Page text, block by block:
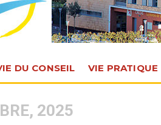
DU CONSEIL VIE PRATIQUE
2025